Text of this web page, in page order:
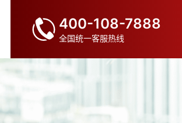
400-108-7888
全国统一客服热线